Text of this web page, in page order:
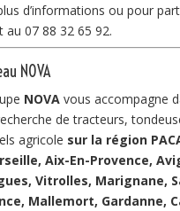
d’informations ou pour
au 07 88 32 65 92.
NOVA
NOVA vous accompagne
de tracteurs,
agricole sur la région
Aix-En-Provence,
Vitrolles, Marignane,
Mallemort, Gardanne,